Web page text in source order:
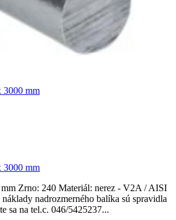
3000 mm
3000 mm
Zrno: 240 Materiál: nerez - V2A / AISI
nadrozmerného balíka sú spravidla
sa na tel.c. 046/5425237...